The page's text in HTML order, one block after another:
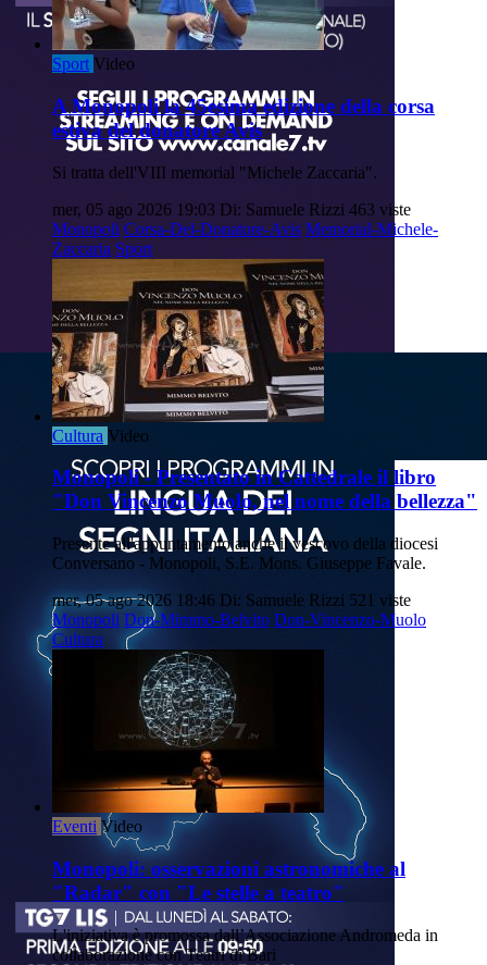
Sport Video
A Monopoli la 45esima edizione della corsa
estiva del donatore Avis
Si tratta dell'VIII memorial "Michele Zaccaria".
mer, 05 ago 2026 19:03 Di: Samuele Rizzi 463 viste
Monopoli Corsa-Del-Donatore-Avis Memorial-Michele-
Zaccaria Sport
Cultura Video
Monopoli - Presentato in Cattedrale il libro
"Don Vincenzo Muolo, nel nome della bellezza"
Presente all'appuntamento anche il vescovo della diocesi
Conversano - Monopoli, S.E. Mons. Giuseppe Favale.
mer, 05 ago 2026 18:46 Di: Samuele Rizzi 521 viste
Monopoli Don-Mimmo-Belvito Don-Vincenzo-Muolo
Cultura
Eventi Video
Monopoli: osservazioni astronomiche al
"Radar" con "Le stelle a teatro"
L'iniziativa è promossa dall’Associazione Andromeda in
collaborazione con Teatri di Bari